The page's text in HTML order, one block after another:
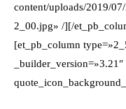
content/uploads/2019/
2_00.jpg» /][/
[et_pb_column